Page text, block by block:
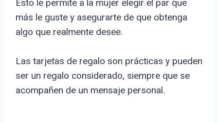
Esto le permite a la mujer elegir el par que
más le guste y asegurarte de que obtenga
algo que realmente desee.
Las tarjetas de regalo son prácticas y pueden
ser un regalo considerado, siempre que se
acompañen de un mensaje personal.